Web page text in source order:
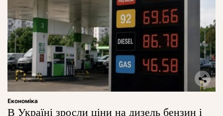
Економіка
В Україні зросли ціни на дизель бензин і